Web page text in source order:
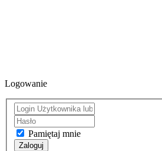
Logowanie
Pamiętaj mnie
Zaloguj